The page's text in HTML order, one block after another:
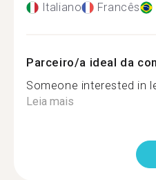
Italiano Francês
Parceiro/a ideal da
Someone interested in
Leia mais